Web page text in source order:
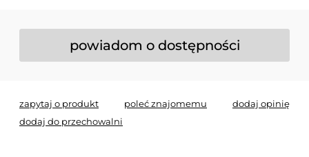
powiadom o dostępności
zapytaj o produkt poleć znajomemu
dodaj opinię
dodaj do przechowalni